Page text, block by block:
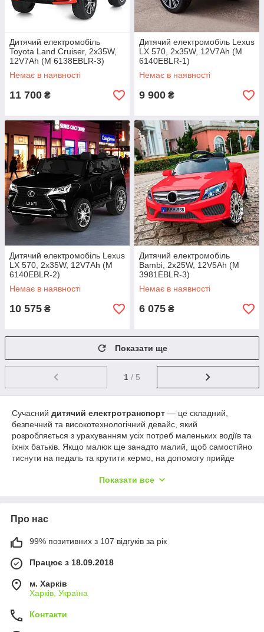
Дитячий електромобіль
Toyota Land Cruiser, 2х35W,
12V7Ah (M 6138EBLR-3)
Немає в наявності
11 700 ₴
Дитячий електромобіль Lexus
LX 570, 2х35W, 12V7Ah (M
6140EBLR-1)
Немає в наявності
9 900 ₴
Дитячий електромобіль Lexus
LX 570, 2х35W, 12V7Ah (M
6140EBLR-2)
Немає в наявності
10 575 ₴
Дитячий електромобіль
Bambi, 2х25W, 12V5Ah (M
3981EBLR-3)
Немає в наявності
6 075 ₴
Показати ще
1 / 5
Сучасний дитячий електротранспорт — це складний,
безпечний та високотехнологічний девайс, який
розробляється з урахуванням усіх потреб маленьких водіїв та
їхніх батьків. Якщо малюк ще занадто малий, щоб самостійно
тиснути на педаль та крутити кермо, на допомогу прийде
(Bluetooth 2.4G). Завдяки пулу батьки можуть повністю
одним натисканням кнопки, що гарантує абсолютну безпеку.
машини стають чудовим тренажером для розвитку
моделей мають реалістичний функціонал: двері, що
бездоріжжю, шкіряні сидіння з пасками безпеки та вбудовану
магнітолу (MP3, USB) для прослуховування улюблених
пісень під час поїздки.
Обираючи надійний електрокар, зверніть увагу на такі
Показати все
Про нас
99% позитивних з 107 відгуків за рік
Працює з 18.09.2018
м. Харків
Харків, Україна
Контакти